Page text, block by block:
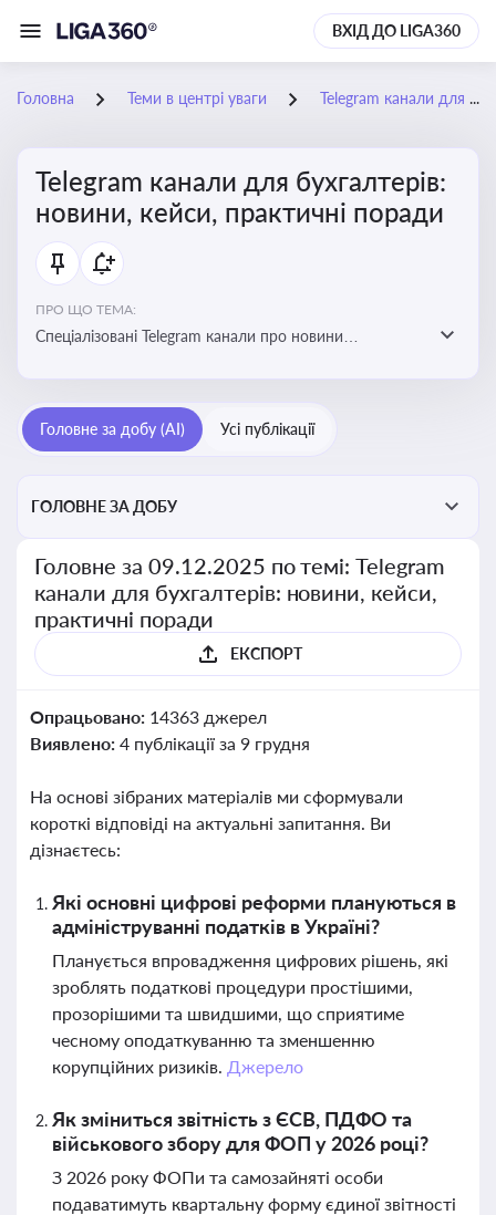
ВХІД ДО LIGA360
Головна Теми в центрі уваги Telegram канали для бухгалтерів: новини, кейси, практичні поради
Telegram канали для бухгалтерів:
новини, кейси, практичні поради
ПРО ЩО ТЕМА:
Спеціалізовані Telegram канали про новини
корисні лайфхаки для ведення бухгалтерії
Головне за добу (AI) Усі публікації
ГОЛОВНЕ ЗА ДОБУ
Головне за 09.12.2025 по темі: Telegram
канали для бухгалтерів: новини, кейси,
практичні поради
ЕКСПОРТ
Опрацьовано: 14363 джерел
Виявлено: 4 публікації за 9 грудня
На основі зібраних матеріалів ми сформували
короткі відповіді на актуальні запитання. Ви
дізнаєтесь:
Які основні цифрові реформи плануються в
адмініструванні податків в Україні?
Планується впровадження цифрових рішень, які
зроблять податкові процедури простішими,
прозорішими та швидшими, що сприятиме
чесному оподаткуванню та зменшенню
корупційних ризиків. Джерело
Як зміниться звітність з ЄСВ, ПДФО та
військового збору для ФОП у 2026 році?
З 2026 року ФОПи та самозайняті особи
подаватимуть квартальну форму єдиної звітності